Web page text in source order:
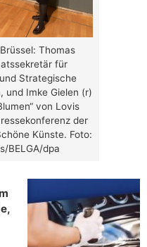
Thomas
für
Strategische
und Imke Gielen (r)
von Lovis
der
Künste. Foto:
BELGA/dpa